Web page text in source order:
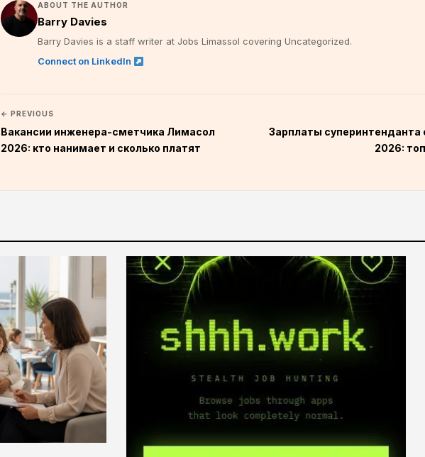
ABOUT THE AUTHOR
Barry Davies
Barry Davies is a staff writer at Jobs Limassol covering Uncategorized.
Connect on LinkedIn
← PREVIOUS
Вакансии инженера-сметчика Лимасол
2026: кто нанимает и сколько платят
Зарплаты суперинтенданта
2026: